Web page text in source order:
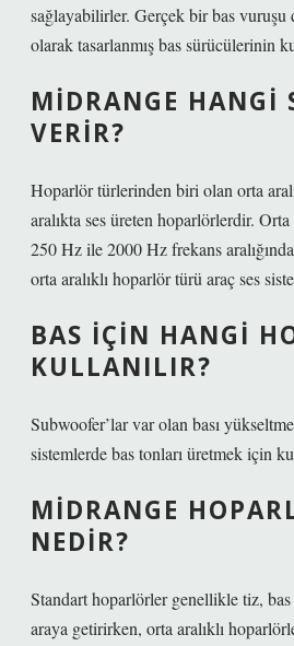
sağlayabilirler. Gerçek bir bas
olarak tasarlanmış bas sürücülerinin
MIDRANGE HANGI
VERIR?
Hoparlör türlerinden biri olan orta
aralıkta ses üreten hoparlörlerdir. Orta
250 Hz ile 2000 Hz frekans
orta aralıklı hoparlör türü araç ses
BAS IÇIN HANGI
KULLANILIR?
Subwoofer’lar var olan bası
sistemlerde bas tonları üretmek için
MIDRANGE
NEDIR?
Standart hoparlörler genellikle tiz,
araya getirirken, orta aralıklı